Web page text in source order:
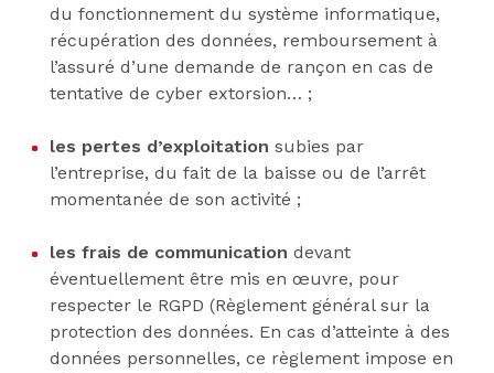
du fonctionnement du système informatique,
récupération des données, remboursement à
l’assuré d’une demande de rançon en cas de
tentative de cyber extorsion… ;
les pertes d’exploitation subies par
l’entreprise, du fait de la baisse ou de l’arrêt
momentanée de son activité ;
les frais de communication devant
éventuellement être mis en œuvre, pour
respecter le RGPD (Règlement général sur la
protection des données. En cas d’atteinte à des
données personnelles, ce règlement impose en